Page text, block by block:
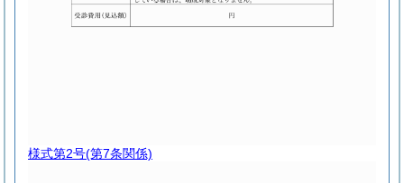
様式第2号(第7条関係)